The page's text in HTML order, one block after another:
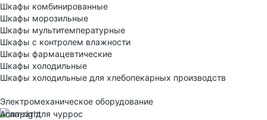
Шкафы комбинированные
Шкафы морозильные
Шкафы мультитемпературные
Шкафы с контролем влажности
Шкафы фармацевтические
Шкафы холодильные
Шкафы холодильные для хлебопекарных производств
Электрoмеханическое оборудование
Аппарат для чуррос